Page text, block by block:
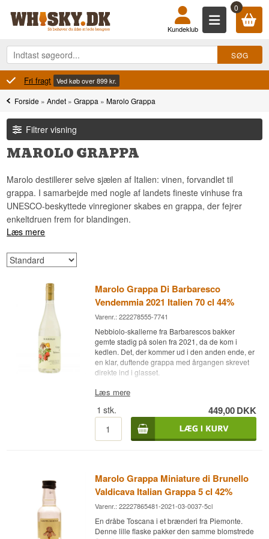
0
Kundeklub
100% Danskejet
Forside »Andet »Grappa »Marolo Grappa
Filtrer visning
MAROLO GRAPPA
Marolo destillerer selve sjælen af Italien: vinen, forvandlet til
grappa. I samarbejde med nogle af landets fineste vinhuse fra
UNESCO-beskyttede vinregioner skabes en grappa, der fejrer
enkeltdruen frem for blandingen.
Læs mere
Marolo Grappa Di Barbaresco
Vendemmia 2021 Italien 70 cl 44%
Varenr.: 222278555-7741
Nebbiolo-skallerne fra Barbarescos bakker
gemte stadig på solen fra 2021, da de kom i
kedlen. Det, der kommer ud i den anden ende, er
en klar, duftende grappa med årgangen skrevet
direkte ind i glasset.
Ekspertens beskrivelse
Marolo Grappa Di Barbaresco Vendemmia 2021
er en italiensk grappa destilleret af presserester
fra Nebbiolo-druer fra Barbaresco i Piemonte,
aftappet ved 44% ABV.
presserester fra enkelte druesorter og vinmarker
frem for at blande dem sammen. Presseresterne
fra 2021-høsten er brændt i små bain-marie-
anlæg, hvor kedlen opvarmes indirekte via et
vandbad, så de skrøbelige aromastoffer i
skallerne ikke bliver brændt væk.
Læs mere
1 stk. 449,00DKK
Marolo Grappa Miniature di Brunello
Valdicava Italian Grappa 5 cl 42%
Varenr.: 22227865481-2021-03-0037-5cl
En dråbe Toscana i et brænderi fra Piemonte.
Denne lille flaske pakker den samme blomstrede